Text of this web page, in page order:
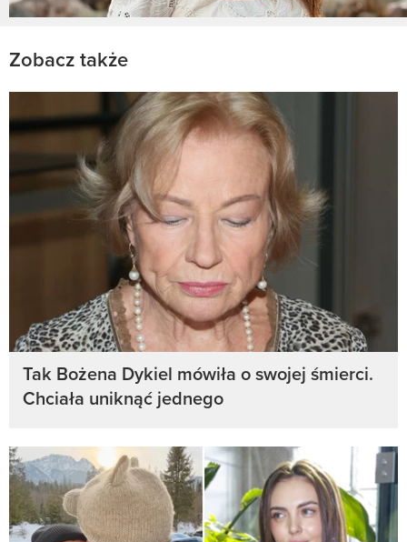
Zobacz także
Tak Bożena Dykiel mówiła o swojej śmierci.
Chciała uniknąć jednego